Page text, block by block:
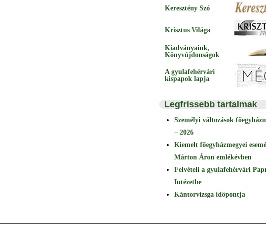
Keresztény Szó
Krisztus Világa
Kiadványaink,
Könyvújdonságok
A gyulafehérvári
kispapok lapja
Legfrissebb tartalmak
Személyi változások
– 2026
Kiemelt főegyházmegyei
Márton Áron emlékévben
Felvételi a gyulafehérvári
Intézetbe
Kántorvizsga időpontja